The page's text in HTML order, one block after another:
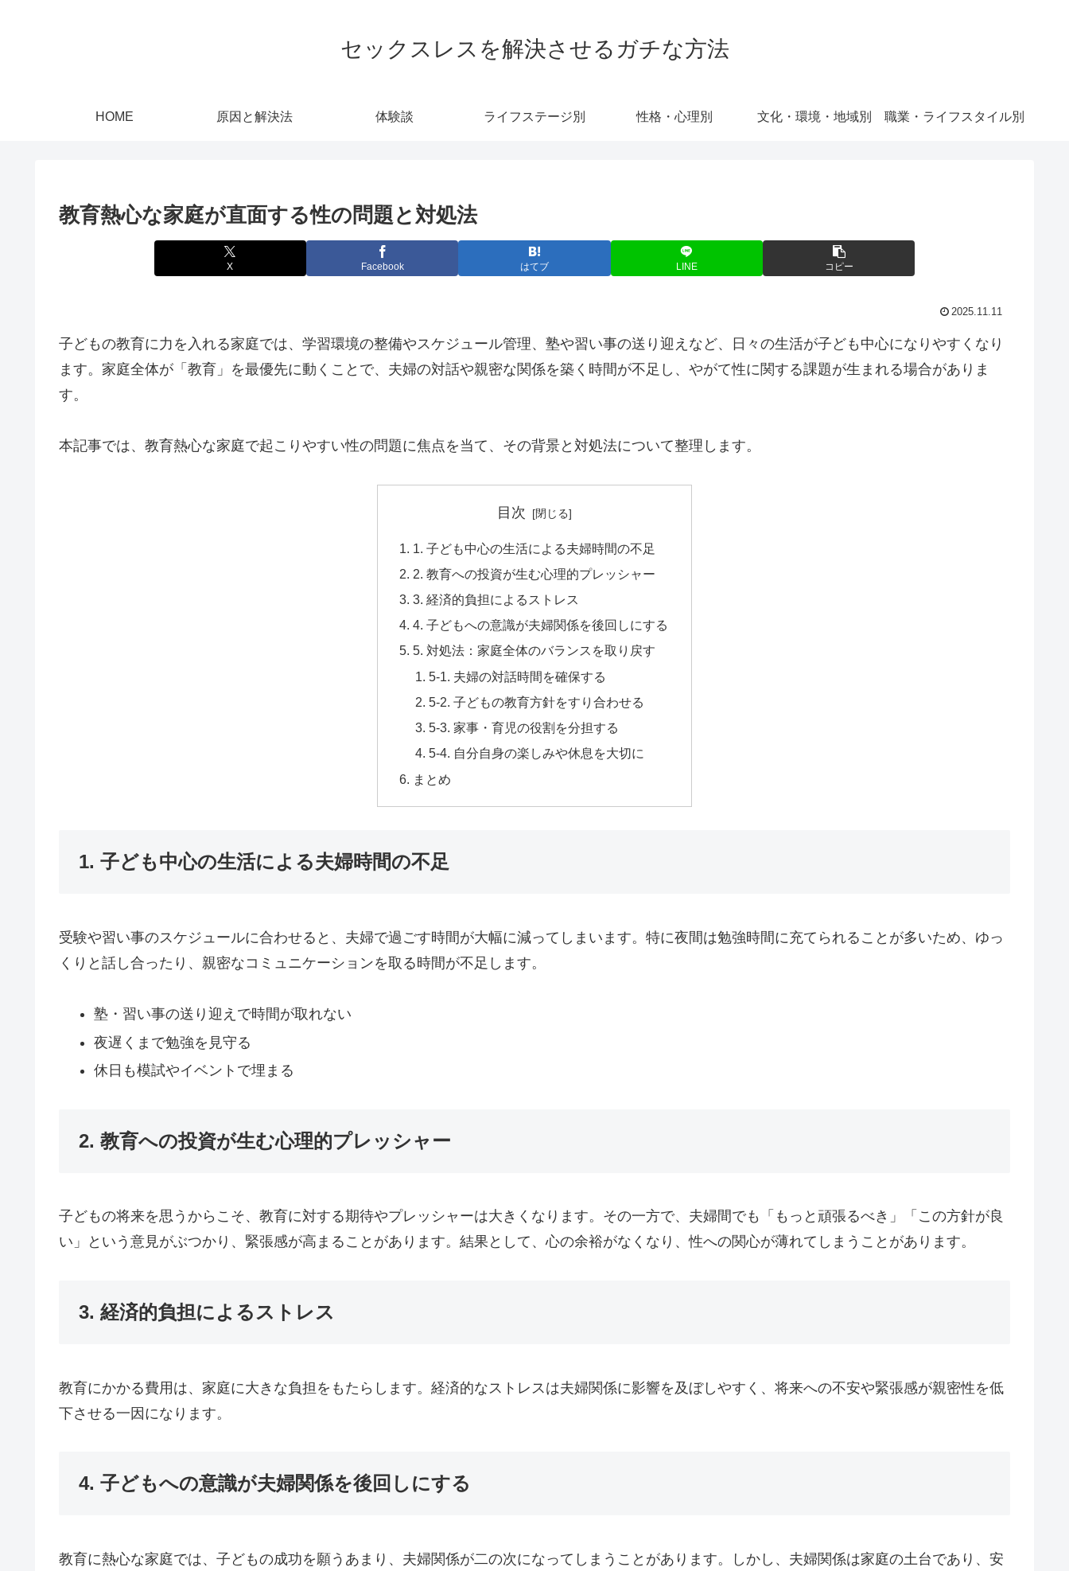
セックスレスを解決させるガチな方法
HOME 原因と解決法 体験談 ライフステージ別 性格・心理別 文化・環境・地域別 職業・ライフスタイル別
教育熱心な家庭が直面する性の問題と対処法
X Facebook はてブ LINE コピー
2025.11.11
子どもの教育に力を入れる家庭では、学習環境の整備やスケジュール管理、塾や習い事の送り迎えなど、日々の生活が子ども中心になりやすくなり
ます。家庭全体が「教育」を最優先に動くことで、夫婦の対話や親密な関係を築く時間が不足し、やがて性に関する課題が生まれる場合がありま
す。
本記事では、教育熱心な家庭で起こりやすい性の問題に焦点を当て、その背景と対処法について整理します。
目次
1. 子ども中心の生活による夫婦時間の不足
2. 教育への投資が生む心理的プレッシャー
3. 経済的負担によるストレス
4. 子どもへの意識が夫婦関係を後回しにする
5. 対処法：家庭全体のバランスを取り戻す
5-1. 夫婦の対話時間を確保する
5-2. 子どもの教育方針をすり合わせる
5-3. 家事・育児の役割を分担する
5-4. 自分自身の楽しみや休息を大切に
まとめ
1. 子ども中心の生活による夫婦時間の不足
受験や習い事のスケジュールに合わせると、夫婦で過ごす時間が大幅に減ってしまいます。特に夜間は勉強時間に充てられることが多いため、ゆっ
くりと話し合ったり、親密なコミュニケーションを取る時間が不足します。
塾・習い事の送り迎えで時間が取れない
夜遅くまで勉強を見守る
休日も模試やイベントで埋まる
2. 教育への投資が生む心理的プレッシャー
子どもの将来を思うからこそ、教育に対する期待やプレッシャーは大きくなります。その一方で、夫婦間でも「もっと頑張るべき」「この方針が良
い」という意見がぶつかり、緊張感が高まることがあります。結果として、心の余裕がなくなり、性への関心が薄れてしまうことがあります。
3. 経済的負担によるストレス
教育にかかる費用は、家庭に大きな負担をもたらします。経済的なストレスは夫婦関係に影響を及ぼしやすく、将来への不安や緊張感が親密性を低
下させる一因になります。
4. 子どもへの意識が夫婦関係を後回しにする
教育に熱心な家庭では、子どもの成功を願うあまり、夫婦関係が二の次になってしまうことがあります。しかし、夫婦関係は家庭の土台であり、安